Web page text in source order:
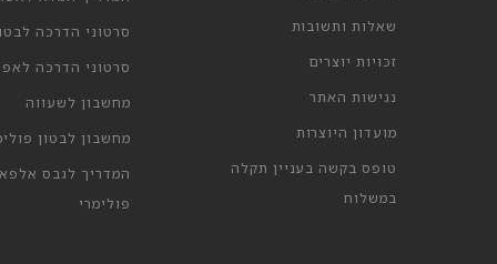
שאלות ותשובות
זכויות יוצרים
נגישות האתר
מועדון היוצרות
טופס בקשה בעניין תקלה
במשלוח
סרטוני הדרכה
סרטוני הדרכה
מחשבון לשעווה
מחשבון לבטון
המדריך לגבס
פולימרי